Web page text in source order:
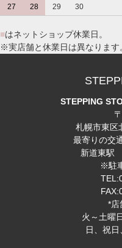
27
28 29 30
■はネットショップ休業日。
※実店舗と休業日は異なります
STEPPING
札幌市東区
最寄りの交
新道東駅
※駐
*店
火～土曜
日、祝